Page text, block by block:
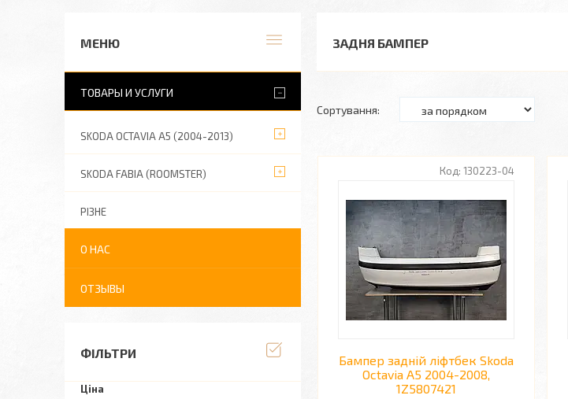
ЗАДНЯ БАМПЕР
130223-04
Бампер задній ліфтбек Skoda
Octavia A5 2004-2008,
1Z5807421
ТОВАРЫ И УСЛУГИ
SKODA OCTAVIA A5 (2004-2013)
SKODA FABIA (ROOMSTER)
РІЗНЕ
О НАС
ОТЗЫВЫ
ФІЛЬТРИ
Ціна